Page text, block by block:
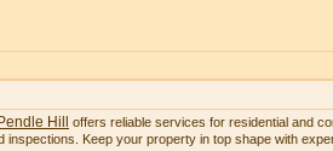
Hill
offers reliable services for residential and
inspections. Keep your property in top shape with